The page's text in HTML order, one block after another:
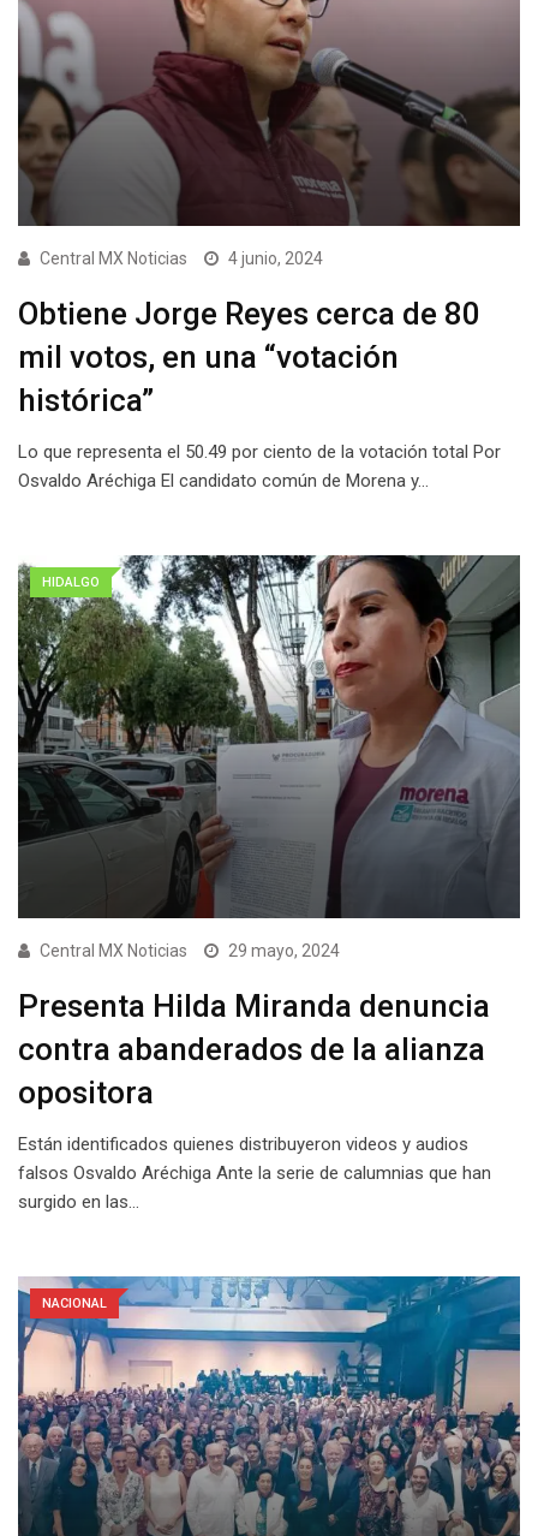
Central MX Noticias 4 junio, 2024
Obtiene Jorge Reyes cerca de 80
mil votos, en una “votación
histórica”
Lo que representa el 50.49 por ciento de la votación total Por
Osvaldo Aréchiga El candidato común de Morena y…
HIDALGO
Central MX Noticias 29 mayo, 2024
Presenta Hilda Miranda denuncia
contra abanderados de la alianza
opositora
Están identificados quienes distribuyeron videos y audios
falsos Osvaldo Aréchiga Ante la serie de calumnias que han
surgido en las…
NACIONAL